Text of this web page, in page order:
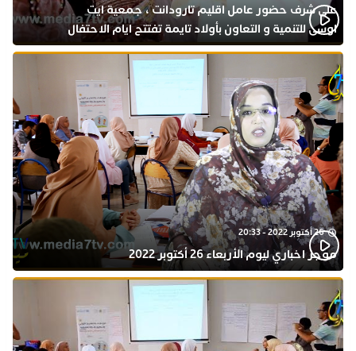
على شرف حضور عامل اقليم تارودانت ، جمعية ايت
اوسى للتنمية و التعاون بأولاد تايمة تفتتح ايام الاحتفال
بذكرى المولد النبوي
26 أكتوبر 2022 - 20:33
موجز اخباري ليوم الأربعاء 26 أكتوبر 2022